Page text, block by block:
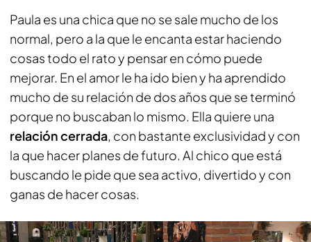
Paula es una chica que no se sale mucho de los
normal, pero a la que le encanta estar haciendo
cosas todo el rato y pensar en cómo puede
mejorar. En el amor le ha ido bien y ha aprendido
mucho de su relación de dos años que se terminó
porque no buscaban lo mismo. Ella quiere una
relación cerrada, con bastante exclusividad y con
la que hacer planes de futuro. Al chico que está
buscando le pide que sea activo, divertido y con
ganas de hacer cosas.